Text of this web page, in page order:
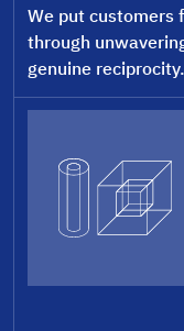
We put
through
genuine reciprocity.